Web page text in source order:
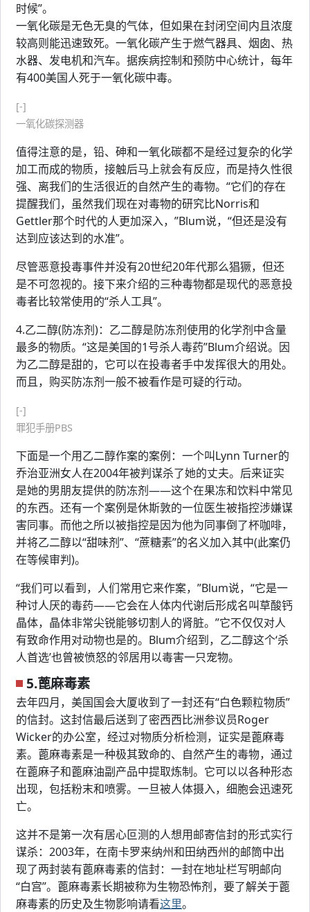
时候”。
一氧化碳是无色无臭的气体，但如果在封闭空间内且浓度
较高则能迅速致死。一氧化碳产生于燃气器具、烟囱、热
水器、发电机和汽车。据疾病控制和预防中心统计，每年
有400美国人死于一氧化碳中毒。
[-]
一氧化碳探测器
值得注意的是，铅、砷和一氧化碳都不是经过复杂的化学
加工而成的物质，接触后马上就会有反应，而是持久性很
强、离我们的生活很近的自然产生的毒物。“它们的存在
提醒我们，虽然我们现在对毒物的研究比Norris和
Gettler那个时代的人更加深入，”Blum说，“但还是没有
达到应该达到的水准”。
尽管恶意投毒事件并没有20世纪20年代那么猖獗，但还
是不可忽视的。接下来介绍的三种毒物都是现代的恶意投
毒者比较常使用的“杀人工具”。
4.乙二醇(防冻剂)：乙二醇是防冻剂使用的化学剂中含量
最多的物质。“这是美国的1号杀人毒药”Blum介绍说。因
为乙二醇是甜的，它可以在投毒者手中发挥很大的用处。
而且，购买防冻剂一般不被看作是可疑的行动。
[-]
罪犯手册PBS
下面是一个用乙二醇作案的案例：一个叫Lynn Turner的
乔治亚洲女人在2004年被判谋杀了她的丈夫。后来证实
是她的男朋友提供的防冻剂——这个在果冻和饮料中常见
的东西。还有一个案例是休斯敦的一位医生被指控涉嫌谋
害同事。而他之所以被指控是因为他为同事倒了杯咖啡，
并将乙二醇以“甜味剂”、“蔗糖素”的名义加入其中(此案仍
在等候审判)。
“我们可以看到，人们常用它来作案，”Blum说，“它是一
种讨人厌的毒药——它会在人体内代谢后形成名叫草酸钙
晶体，晶体非常尖锐能够切割人的肾脏。”它不仅仅对人
有致命作用对动物也是的。Blum介绍到，乙二醇这个‘杀
人首选’也曾被愤怒的邻居用以毒害一只宠物。
5.蓖麻毒素
去年四月，美国国会大厦收到了一封还有“白色颗粒物质”
的信封。这封信最后送到了密西西比洲参议员Roger
Wicker的办公室，经过对物质分析检测，证实是蓖麻毒
素。蓖麻毒素是一种极其致命的、自然产生的毒物，通过
在蓖麻子和蓖麻油副产品中提取炼制。它可以以各种形态
出现，包括粉末和喷雾。一旦被人体摄入，细胞会迅速死
亡。
这并不是第一次有居心叵测的人想用邮寄信封的形式实行
谋杀：2003年，在南卡罗来纳州和田纳西州的邮筒中出
现了两封装有蓖麻毒素的信封：一封在地址栏写明邮向
“白宫”。蓖麻毒素长期被称为生物恐怖剂，要了解关于蓖
麻毒素的历史及生物影响请看这里。